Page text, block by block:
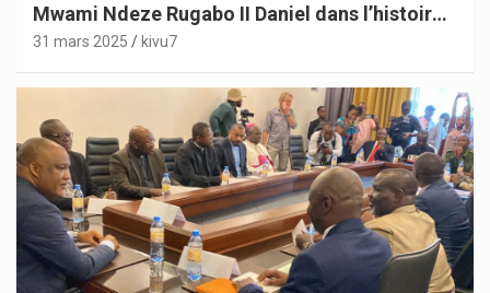
Mwami Ndeze Rugabo II Daniel dans l’histoire
de l’Indépendance du Congo
31 mars 2025 kivu7